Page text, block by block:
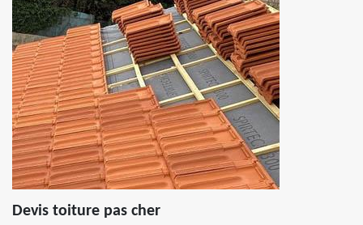
Devis toiture pas cher